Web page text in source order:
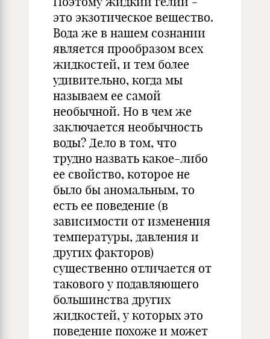
это экзотическое вещество.
Вода же в нашем сознании
является прообразом всех
жидкостей, и тем более
удивительно, когда мы
называем ее самой
необычной. Но в чем же
заключается необычность
воды? Дело в том, что
трудно назвать какое-либо
ее свойство, которое не
было бы аномальным, то
есть ее поведение (в
зависимости от изменения
температуры, давления и
других факторов)
существенно отличается от
такового у подавляющего
большинства других
жидкостей, у которых это
поведение похоже и может